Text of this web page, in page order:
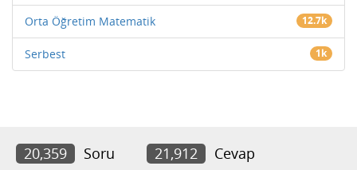
Orta Öğretim Matematik 12.7k
Serbest 1k
20,359 Soru 21,912
Cevap